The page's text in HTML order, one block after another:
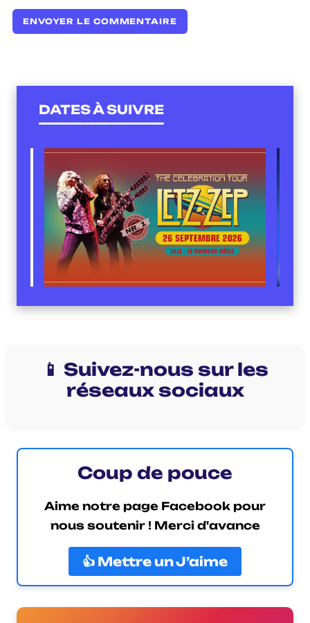
DATES À SUIVRE
📱 Suivez-nous sur les
réseaux sociaux
Coup de pouce
Aime notre page Facebook pour
nous soutenir ! Merci d'avance
👍 Mettre un J’aime